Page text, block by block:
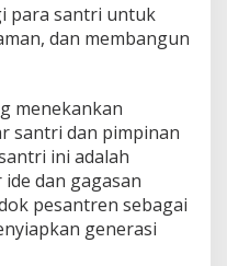
para santri untuk
dan membangun
menekankan
santri dan pimpinan
ini adalah
dan gagasan
pesantren sebagai
generasi